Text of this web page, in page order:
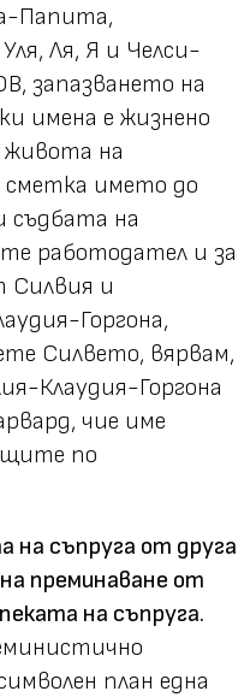
Папита,
Ля, Я и Челси-
запазването на
имена е жизнено
живота на
сметка името до
съдбата на
работодател и за
Силвия и
Горгона,
Силвето, вярвам,
Клаудия-Горгона
чие име
по
на съпруга от друга
преминаване от
на съпруга.
план една